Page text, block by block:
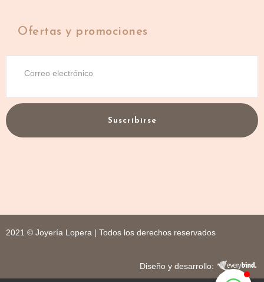
Ofertas y promociones
Suscribirse
2021 © Joyería Lopera | Todos los derechos reservados
Diseño y desarrollo: